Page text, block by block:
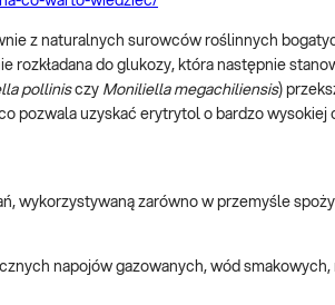
z naturalnych surowców roślinnych
rozkładana do glukozy, która następnie
pollinisczy Moniliella megachiliensis)
pozwala uzyskać erytrytol o bardzo wysokiej
wykorzystywaną zarówno w przemyśle
napojów gazowanych, wód